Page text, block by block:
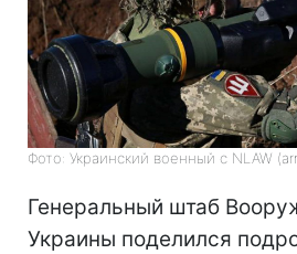
Фото: Украинский военный c NLAW
Генеральный штаб
Украины поделился